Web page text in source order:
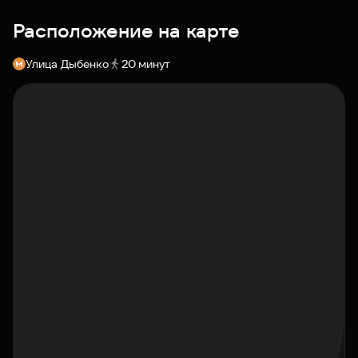
Расположение на карте
Улица Дыбенко 20 минут